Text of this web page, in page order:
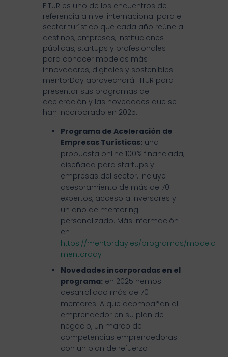
FITUR es uno de los encuentros de
referencia a nivel internacional para el
sector turístico que cada año reúne a
destinos, empresas, instituciones
públicas, startups y profesionales
para conocer modelos más
innovadores, digitales y sostenibles.
mentorDay aprovechará FITUR para
presentar sus programas de
aceleración y las novedades que se
han incorporado en 2025:
Programa de Aceleración de
Empresas Turísticas: una
propuesta online 100% financiada,
diseñada para startups y
empresas del sector. Incluye
asesoramiento de más de 70
expertos, acceso a inversores y
un año de mentoring
personalizado. Más información
en
https://mentorday.es/programas/modelo-
mentorday
Novedades incorporadas en el
programa: en 2025 hemos
desarrollado más de 70
mentores IA que acompañan al
emprendedor en su plan de
negocio, un marco de
competencias emprendedoras
con un plan de refuerzo